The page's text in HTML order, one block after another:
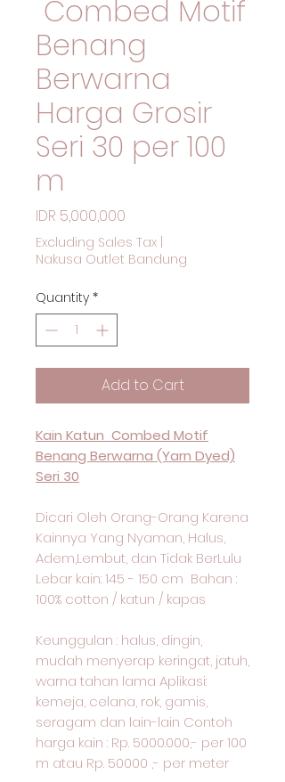
Combed Motif
Benang
Berwarna
Harga Grosir
Seri 30 per 100
m
IDR 5,000,000
Excluding Sales Tax
Nakusa Outlet Bandung
Quantity *
Add to Cart
Kain Katun Combed Motif
Benang Berwarna (Yarn Dyed)
Seri 30
Dicari Oleh Orang-Orang Karena
Kainnya Yang Nyaman, Halus,
Adem,Lembut, dan Tidak BerLulu
Lebar kain: 145 - 150 cm Bahan :
100% cotton / katun / kapas
Keunggulan : halus, dingin,
mudah menyerap keringat, jatuh,
warna tahan lama Aplikasi:
kemeja, celana, rok, gamis,
seragam dan lain-lain Contoh
harga kain : Rp. 5000.000,- per 100
m atau Rp. 50000 ,- per meter